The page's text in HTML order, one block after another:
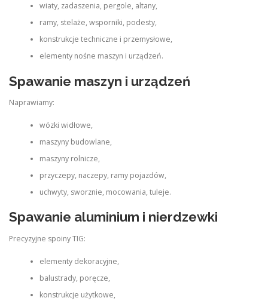
wiaty, zadaszenia, pergole, altany,
ramy, stelaże, wsporniki, podesty,
konstrukcje techniczne i przemysłowe,
elementy nośne maszyn i urządzeń.
Spawanie maszyn i urządzeń
Naprawiamy:
wózki widłowe,
maszyny budowlane,
maszyny rolnicze,
przyczepy, naczepy, ramy pojazdów,
uchwyty, sworznie, mocowania, tuleje.
Spawanie aluminium i nierdzewki
Precyzyjne spoiny TIG:
elementy dekoracyjne,
balustrady, poręcze,
konstrukcje użytkowe,